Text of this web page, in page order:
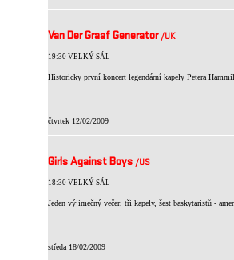
Van Der Graaf Generator/UK
19:30 VELKÝ SÁL
Historicky první koncert legendární kapely Petera
čtvrtek 12/02/2009
Girls Against Boys /US
18:30 VELKÝ SÁL
Jeden výjimečný večer, tři kapely, šest baskytaristů -
středa 18/02/2009